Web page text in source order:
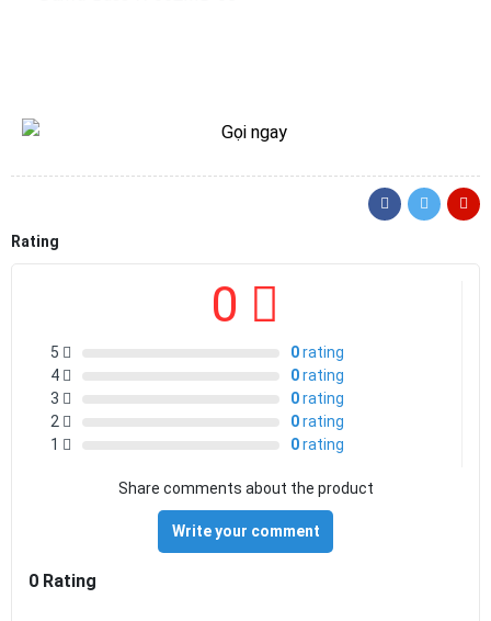
Rating
0
5 0rating
4
0rating
3
0rating
2
0rating
1
0rating
Share comments about the product
Write your comment
0 Rating